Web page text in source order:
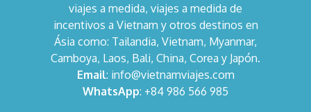
viajes a medida, viajes a medida de
incentivos a Vietnam y otros destinos en
Ásia como: Tailandia, Vietnam, Myanmar,
Camboya, Laos, Bali, China, Corea y Japón.
Email: info@vietnamviajes.com
WhatsApp: +84 986 566 985